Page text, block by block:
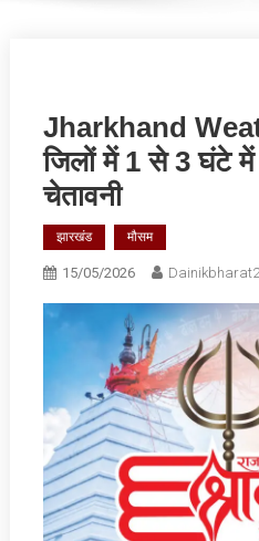
Jharkhand
जिलों में 1 से 3 घंटे में
चेतावनी
झारखंड मौसम
15/05/2026